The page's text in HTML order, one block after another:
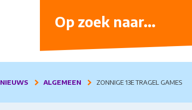
Op zoek naar...
NIEUWS ALGEMEEN ZONNIGE 13E TRAGEL GAMES